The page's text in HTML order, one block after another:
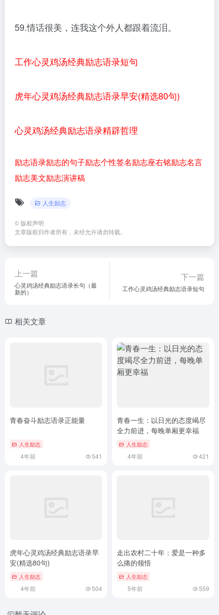
59.情话很美，连我这个外人都跟着流泪。
工作心灵鸡汤经典励志语录短句
虎年心灵鸡汤经典励志语录早安(精选80句)
心灵鸡汤经典励志语录精辟哲理
励志语录励志的句子励志个性签名励志座右铭励志名言
励志美文励志演讲稿
人生励志
© 版权声明
文章版权归作者所有，未经允许请勿转载。
上一篇
心灵鸡汤经典励志语录长句（最
新的）
下一篇
工作心灵鸡汤经典励志语录短句
相关文章
青春奋斗励志语录正能量
人生励志
4年前 541
青春一生：以日光的态度竭尽
全力前进，每晚单厢更幸福
人生励志
4年前 421
虎年心灵鸡汤经典励志语录早
安(精选80句)
人生励志
4年前 504
走出农村二十年：爱是一种多
么痛的领悟
人生励志
5年前 559